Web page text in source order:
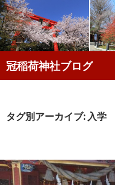
冠稲荷神社ブログ
索
ン
動
タグ別アーカイブ: 入学